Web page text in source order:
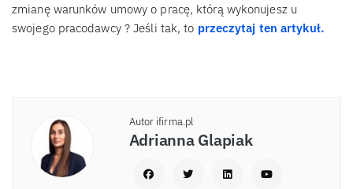
zmianę warunków umowy o pracę, którą wykonujesz u
swojego pracodawcy ? Jeśli tak, to przeczytaj ten artykuł.
Autor ifirma.pl
Adrianna Glapiak